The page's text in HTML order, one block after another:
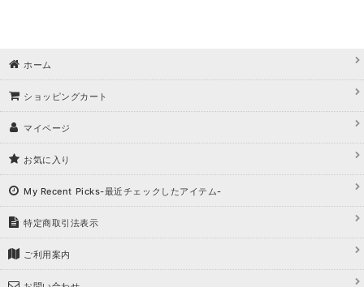
ホーム
ショッピングカート
マイページ
お気に入り
My Recent Picks-最近チェックしたアイテム-
特定商取引法表示
ご利用案内